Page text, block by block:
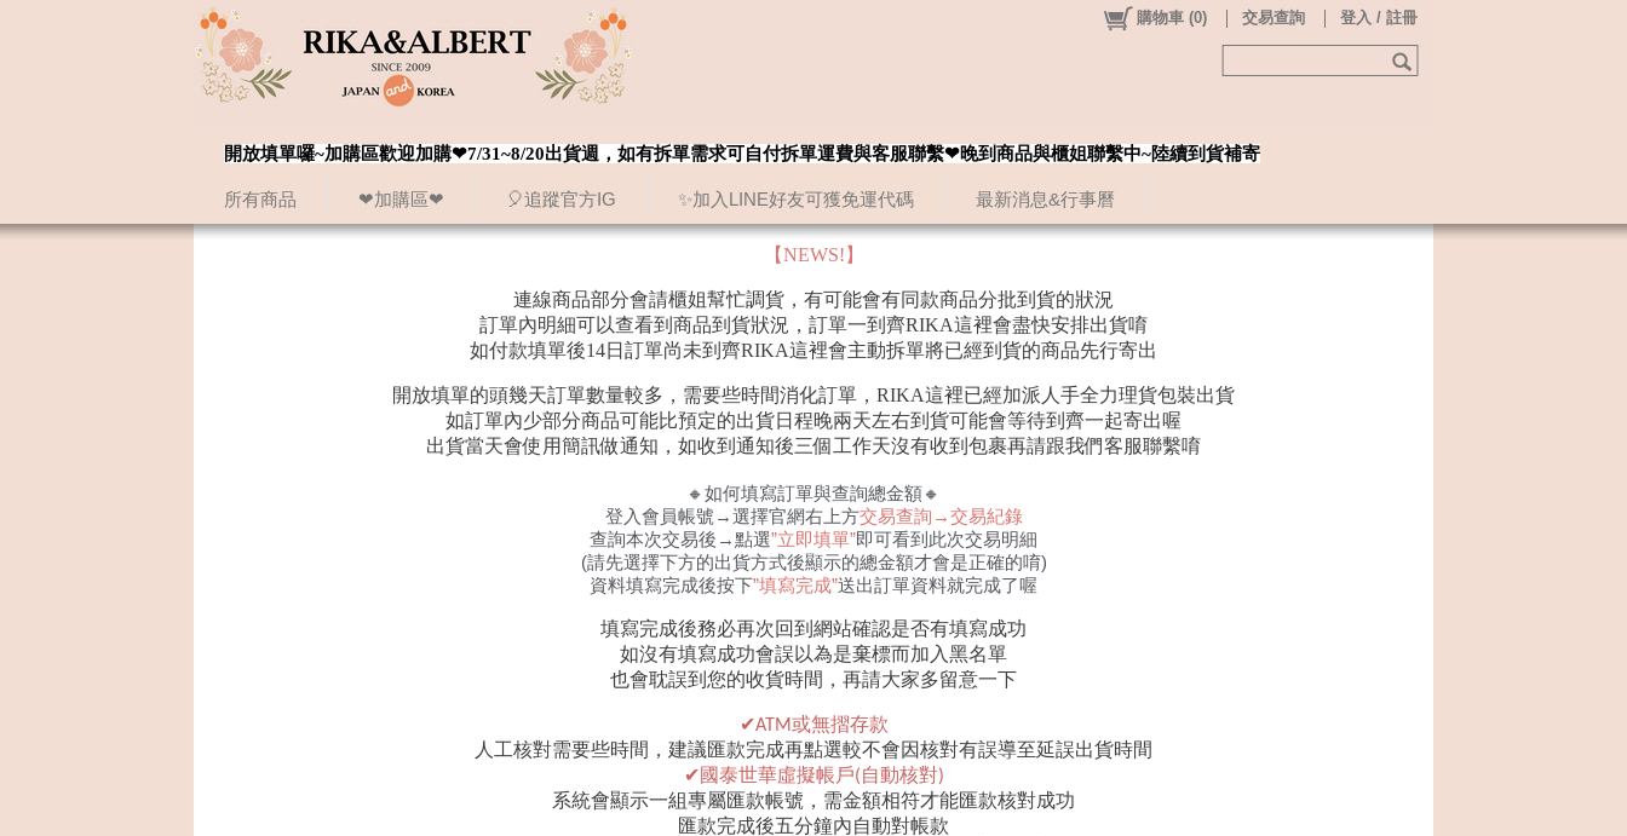
所有商品 ❤加購區❤ 🎈追蹤官方IG ✨加入LINE好友可獲免運代碼 最新消息&行事曆
購物車 (0) 交易查詢 登入 / 註冊
開放填單囉~加購區歡迎加購❤7/31~8/20出貨週，如有拆單需求可自付拆單運費與客服聯繫❤晚到商品與櫃姐聯繫中~陸續到貨補寄